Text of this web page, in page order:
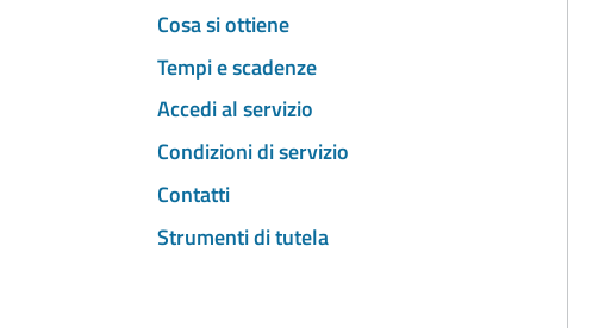
Cosa si ottiene
Tempi e scadenze
Accedi al servizio
Condizioni di servizio
Contatti
Strumenti di tutela